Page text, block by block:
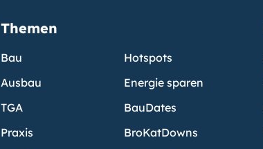
Themen
Bau
Ausbau
TGA
Praxis
Hotspots
Energie sparen
BauDates
BroKatDowns